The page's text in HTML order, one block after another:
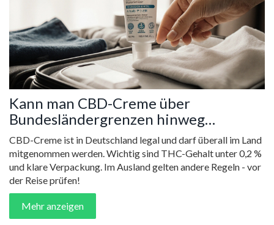
Kann man CBD-Creme über
Bundesländergrenzen hinweg
mitnehmen?
CBD-Creme ist in Deutschland legal und darf überall im Land
mitgenommen werden. Wichtig sind THC-Gehalt unter 0,2 %
und klare Verpackung. Im Ausland gelten andere Regeln - vor
der Reise prüfen!
Mehr anzeigen